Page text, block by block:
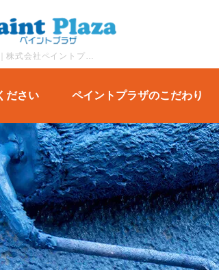
建物の色の選定｜株式会社ペイントプラザの塗装コラム,キャンペーン,
ださい ペイントプラザのこだわり